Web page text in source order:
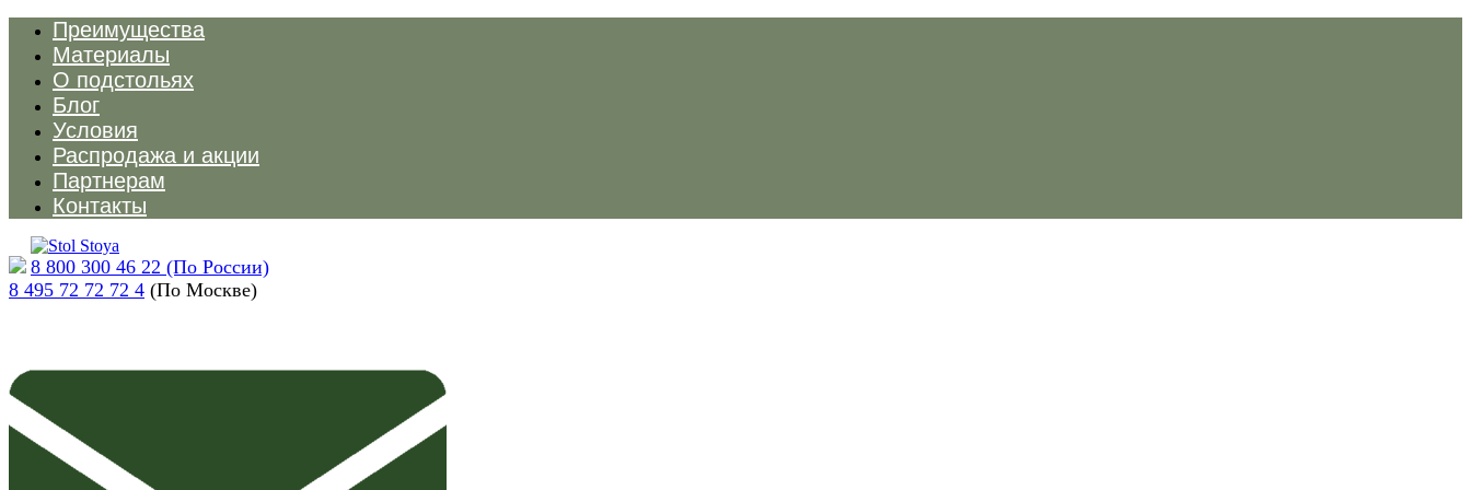
Преимущества
Материалы
О подстольях
Блог
Условия
Распродажа и акции
Партнерам
Контакты
8 800 300 46 22 (По России)
8 495 72 72 72 4 (По Москве)